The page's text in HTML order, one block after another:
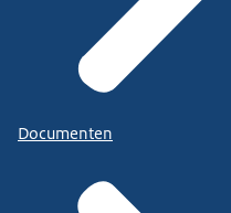
Documenten